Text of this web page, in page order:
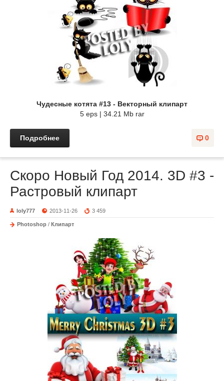
Чудесные котята #13 - Векторный клипарт
5 eps | 34.21 Mb rar
0
Подробнее
Скоро Новый Год 2014. 3D #3 -
Растровый клипарт
loly777 2013-11-26 3 459
Photoshop / Клипарт